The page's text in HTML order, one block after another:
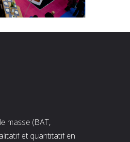
masse (BAT,
et quantitatif en